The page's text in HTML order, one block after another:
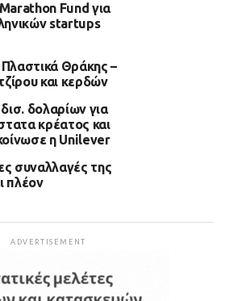
Fund για
startups
Θράκης –
και κερδών
δολαρίων για
κρέατος και
η Unilever
συναλλαγές της
πλέον
ADVERTISEMENT